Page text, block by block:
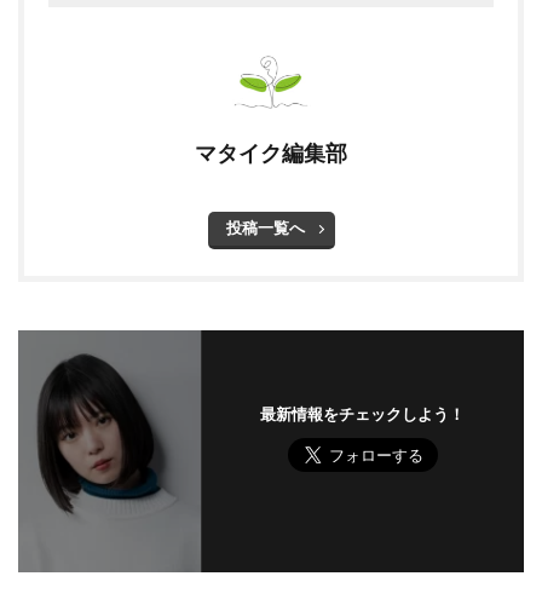
マタイク編集部
投稿一覧へ
最新情報をチェックしよう！